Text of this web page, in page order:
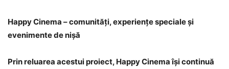
Happy Cinema – comunități, experiențe speciale și
evenimente de nișă
Prin reluarea acestui proiect, Happy Cinema își continuă